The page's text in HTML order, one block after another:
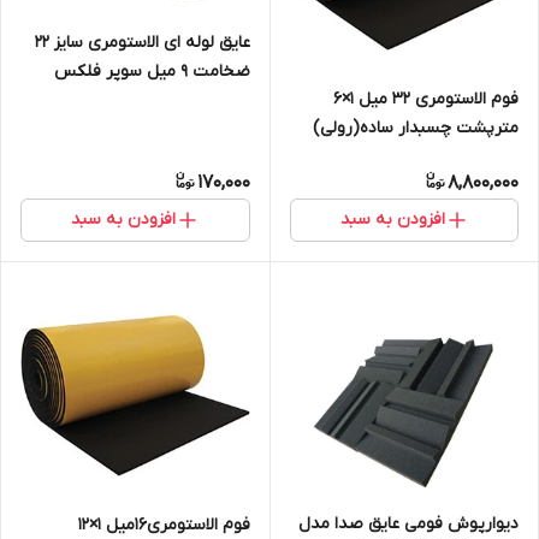
فوم الاستومری 32 میل 1×6
مترپشت چسبدار ساده(رولی)
8,800,000
افزودن به سبد
عایق لوله ای الاستومری سایز ۲۲
ضخامت ۹ میل سوپر فلکس
170,000
افزودن به سبد
دیوارپوش فومی عایق صدا مدل
فوم الاستومری16میل 1×12